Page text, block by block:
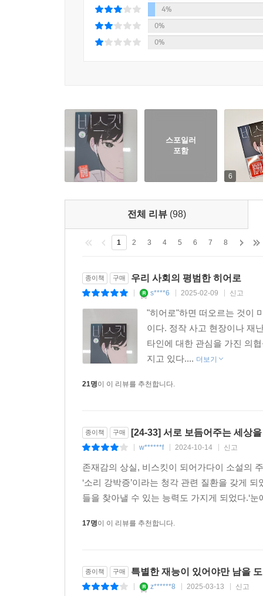
4%
0%
0%
스포일러
포함
6
전체 리뷰 (98)
1 2 3 4 5 6 7 8
종이책 구매 우리 사회의 평범한 히어로
s****6 2025-02-09 신고
"히어로"하면 떠오르는 것이
이다. 정작 사고 현장이나 재
타인에 대한 관심을 가진 의
지고 있다.... 더보기
21명이 이 리뷰를 추천합니다.
종이책 구매 [24-33] 서로 보듬어주는 세상
w******f 2024-10-14 신고
존재감의 상실, 비스킷이 되어가다이 소설의
‘소리 강박증’이라는 청각 관련 질환을 갖게
들을 찾아낼 수 있는 능력도 가지게 되었다.‘
17명이 이 리뷰를 추천합니다.
종이책 구매 특별한 재능이 있어야만 남을
z******8 2025-03-13 신고